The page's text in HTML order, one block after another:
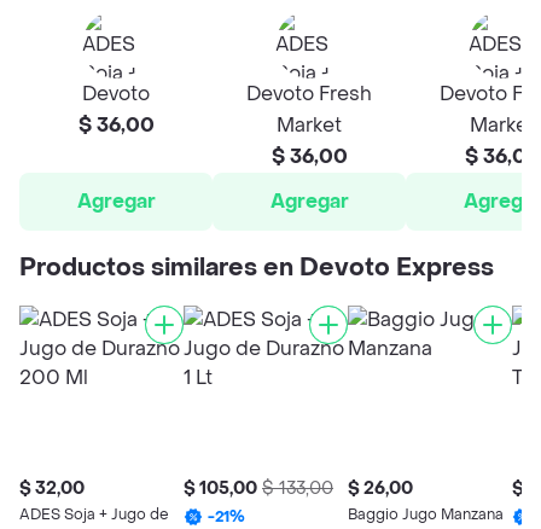
Devoto
$ 36,00
Agregar
Devoto Fresh
Market
$ 36,00
Agregar
Devoto
Market
$ 36,00
Agregar
Productos similares en Devoto Express
$ 32,00
ADES Soja + Jugo de
$ 105,00 $ 133,00
-21%
$ 26,00
Baggio Jugo Manzana
$